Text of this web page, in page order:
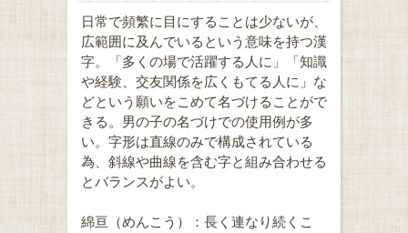
日常で頻繁に目にすることは少ないが、
広範囲に及んでいるという意味を持つ漢
字。「多くの場で活躍する人に」「知識
や経験、交友関係を広くもてる人に」な
どという願いをこめて名づけることがで
きる。男の子の名づけでの使用例が多
い。字形は直線のみで構成されている
為、斜線や曲線を含む字と組み合わせる
とバランスがよい。
綿亘（めんこう）：長く連なり続くこ